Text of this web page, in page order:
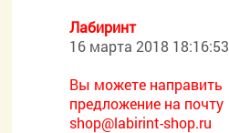
Лабиринт
16 марта 2018 18:16:53
Вы можете направить
предложение на почту
shop@labirint-shop.ru